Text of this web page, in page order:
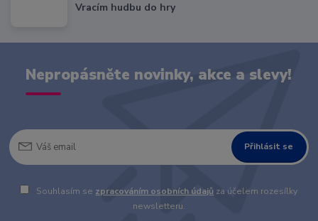
Vracím hudbu do hry
Nepropásněte novinky, akce a slevy!
Přihlásit se
Souhlasím se zpracováním osobních údajů za účelem rozesílky
newsletteru.